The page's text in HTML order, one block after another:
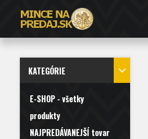
KATEGÓRIE
E-SHOP - všetky
produkty
NAJPREDÁVANEJŠÍ tovar